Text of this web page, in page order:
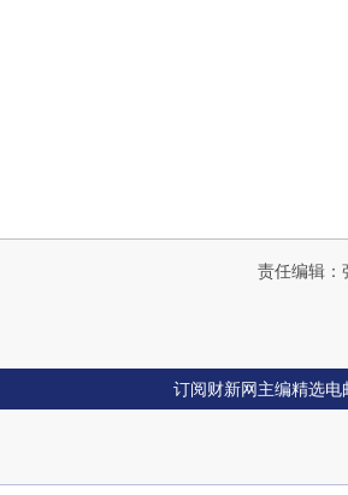
责任编辑：
订阅财新网主编精选电